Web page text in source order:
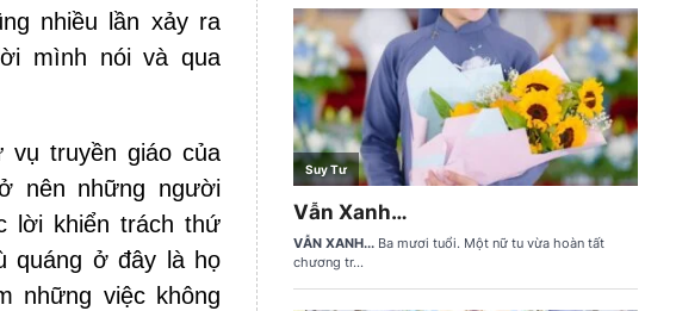
nhiều lần xảy ra
mình nói và qua
truyền giáo của
nên những người
lời khiển trách thứ
quáng ở đây là họ
những việc không